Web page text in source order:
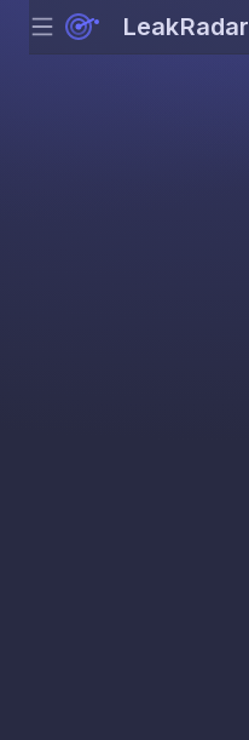
Menu LeakRadar